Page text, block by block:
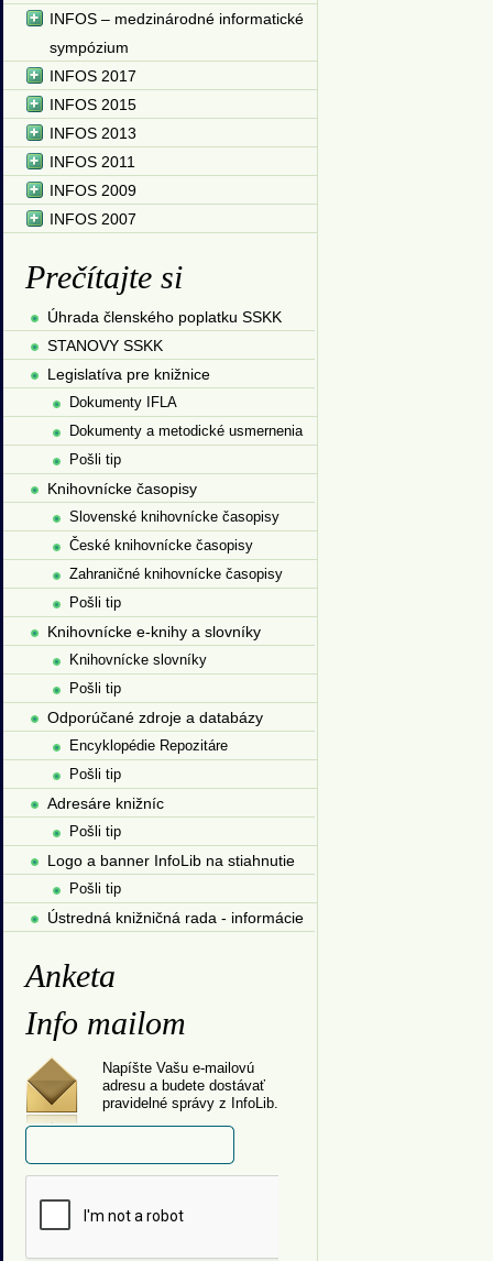
INFOS – medzinárodné informatické
sympózium
INFOS 2017
INFOS 2015
INFOS 2013
INFOS 2011
INFOS 2009
INFOS 2007
Prečítajte si
Úhrada členského poplatku SSKK
STANOVY SSKK
Legislatíva pre knižnice
Dokumenty IFLA
Dokumenty a metodické usmernenia
Pošli tip
Knihovnícke časopisy
Slovenské knihovnícke časopisy
České knihovnícke časopisy
Zahraničné knihovnícke časopisy
Pošli tip
Knihovnícke e-knihy a slovníky
Knihovnícke slovníky
Pošli tip
Odporúčané zdroje a databázy
Encyklopédie Repozitáre
Pošli tip
Adresáre knižníc
Pošli tip
Logo a banner InfoLib na stiahnutie
Pošli tip
Ústredná knižničná rada - informácie
Anketa
Info mailom
Napíšte Vašu e-mailovú
adresu a budete dostávať
pravidelné správy z InfoLib.